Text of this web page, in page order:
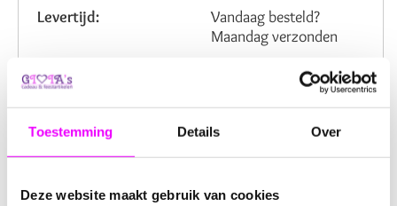
Toestemming Details Over
Deze website maakt gebruik van cookies
Levertijd:
Vandaag besteld?
Maandag verzonden
Artikelnummer:
Beoordeling:
Omschrijving Reviews